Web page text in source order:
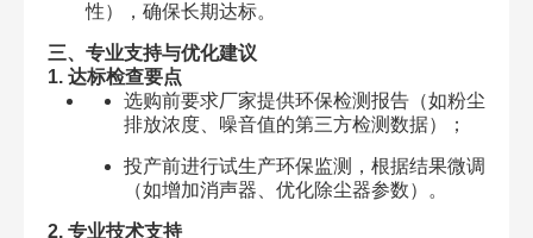
性），确保长期达标。
三、专业支持与优化建议
1. 达标检查要点
选购前要求厂家提供环保检测报告（如粉尘
排放浓度、噪音值的第三方检测数据）；
投产前进行试生产环保监测，根据结果微调
（如增加消声器、优化除尘器参数）。
2. 专业技术支持